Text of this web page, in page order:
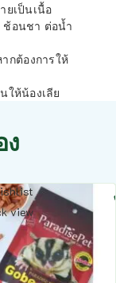
ยเป็นเนื้อ
ช้อนชา ต่อน้ำ
กต้องการให้
ให้น้องเลีย
view